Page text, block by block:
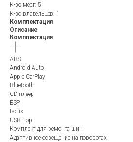
К-во мест: 5
К-во владельцев: 1
Комплектация
Описание
Комплектация
ABS
Android Auto
Apple CarPlay
Bluetooth
CD-плеер
ESP
Isofix
USB-порт
Комплект для ремонта шин
Адаптивное освещение на поворотах